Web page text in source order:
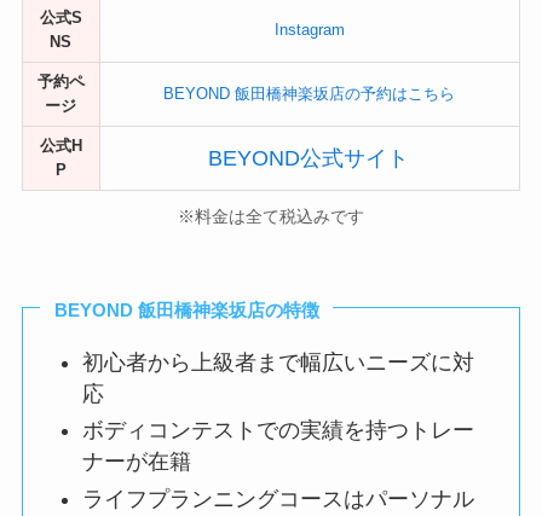
公式S
NS
Instagram
予約ペ
ージ
BEYOND 飯田橋神楽坂店の予約はこちら
公式H
P
BEYOND公式サイト
※料金は全て税込みです
BEYOND 飯田橋神楽坂店の特徴
初心者から上級者まで幅広いニーズに対
応
ボディコンテストでの実績を持つトレー
ナーが在籍
ライフプランニングコースはパーソナル